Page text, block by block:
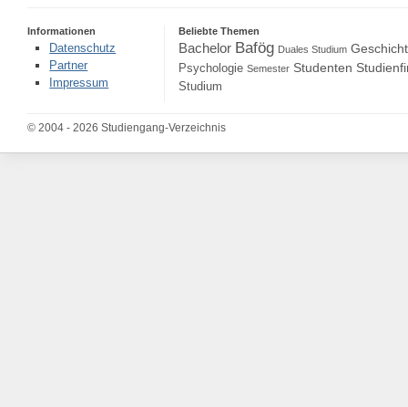
Informationen
Datenschutz
Partner
Impressum
Beliebte Themen
Bachelor Bafög Duales Studium
Psychologie Semester Studenten
Studium
© 2004 - 2026 Studiengang-Verzeichnis